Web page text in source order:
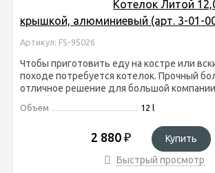
Котелок Литой
крышкой, алюминиевый (арт. 3-01-
Артикул: FS-95026
Чтобы приготовить еду на костре или
походе потребуется котелок. Прочный
отличное решение для большой
Объем 12 l
2 880 ₽
Купить
Быстрый просмотр